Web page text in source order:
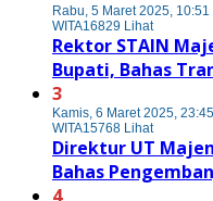
Rabu, 5 Maret 2025, 10:51
WITA16829 Lihat
Rektor STAIN
Bupati, Bahas
3
Kamis, 6 Maret 2025,
WITA15768 Lihat
Direktur UT
Bahas
4